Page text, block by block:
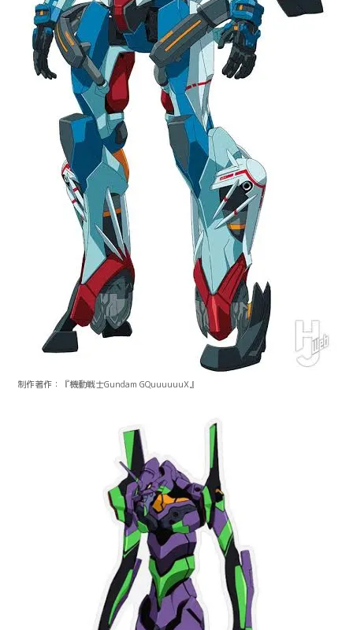
制作著作：『機動戦士Gundam GQuuuuuuX』